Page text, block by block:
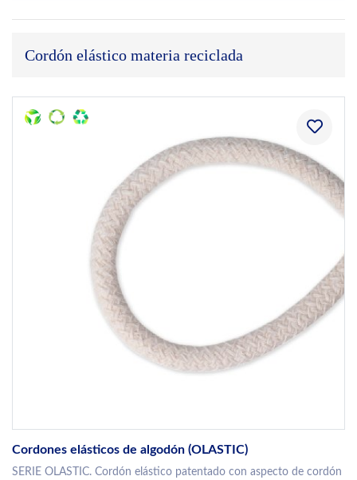
Cordón elástico materia reciclada
Cordones elásticos de algodón (OLASTIC)
SERIE OLASTIC. Cordón elástico patentado con aspecto de cordón